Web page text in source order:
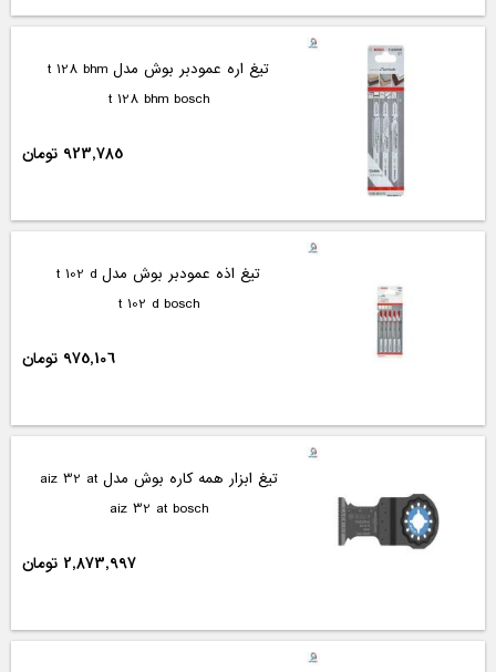
تیغ اره عمودبر بوش مدل t 128 bhm
t 128 bhm bosch
923,785 تومان
تیغ اذه عمودبر بوش مدل t 102 d
t 102 d bosch
975,106 تومان
تیغ ابزار همه کاره بوش مدل aiz 32 at
aiz 32 at bosch
2,873,997 تومان